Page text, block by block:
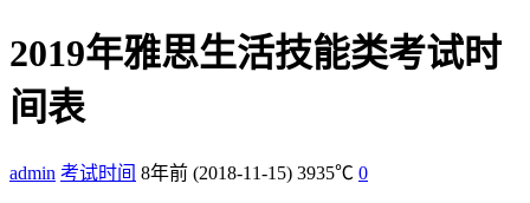
2019年雅思生活技能类考试时
间表
admin 考试时间 8年前 (2018-11-15) 3935℃ 0